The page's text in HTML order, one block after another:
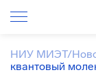
НИУ МИЭТ/
квантовый